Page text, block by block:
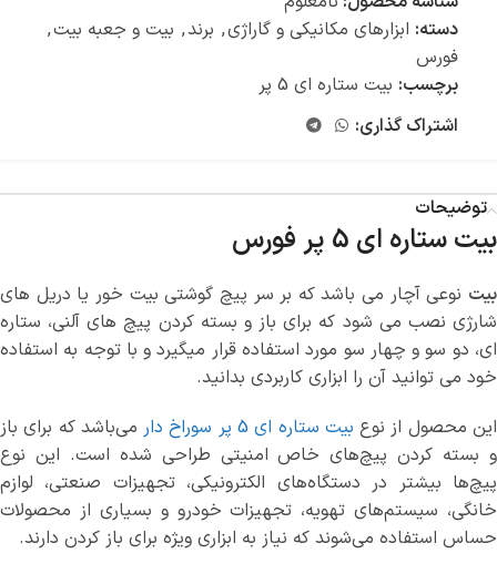
دسته: ابزارهای مکانیکی و گاراژی, برند, بیت و جعبه بیت,
فورس
برچسب: بیت ستاره ای 5 پر
اشتراک گذاری:
توضیحات
بیت ستاره ای 5 پر فورس
بیت نوعی آچار می باشد که بر سر پیچ گوشتی بیت خور یا دریل های
شارژی نصب می شود که برای باز و بسته کردن پیچ های آلنی، ستاره
ای، دو سو و چهار سو مورد استفاده قرار میگیرد و با توجه به استفاده
خود می توانید آن را ابزاری کاربردی بدانید.
این محصول از نوع بیت ستاره‌ ای 5 پر سوراخ‌ دار
می‌باشد که برای باز
و بسته کردن پیچ‌های خاص امنیتی طراحی شده است. این نوع
پیچ‌ها بیشتر در دستگاه‌های الکترونیکی، تجهیزات صنعتی، لوازم
خانگی، سیستم‌های تهویه، تجهیزات خودرو و بسیاری از محصولات
حساس استفاده می‌شوند که نیاز به ابزاری ویژه برای باز کردن دارند.